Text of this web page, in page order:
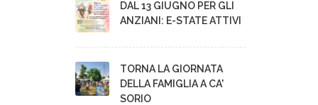
DAL 13 GIUGNO PER GLI
ANZIANI: E-STATE ATTIVI
TORNA LA GIORNATA
DELLA FAMIGLIA A CA'
SORIO